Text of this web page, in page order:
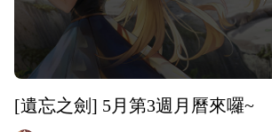
[遺忘之劍] 5月第3週月曆來囉~